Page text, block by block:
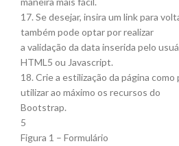
17. Se desejar, insira um link para
também pode optar por realizar
a validação da data inserida pelo
HTML5 ou Javascript.
18. Crie a estilização da página
utilizar ao máximo os recursos do
Bootstrap.
5
Figura 1 – Formulário